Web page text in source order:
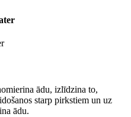
ādu, izlīdzina to,
starp pirkstiem un uz
ādu.